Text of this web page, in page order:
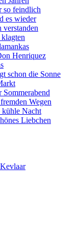
so feindlich
es wieder
verstanden
Henriquez
schon die Sonne
Wegen
kühle Nacht
Liebchen